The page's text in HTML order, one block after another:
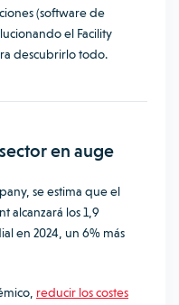
(software de
el Facility
descubrirlo todo.
en auge
se estima que el
alcanzará los 1,9
en 2024, un 6% más
reducir los costes